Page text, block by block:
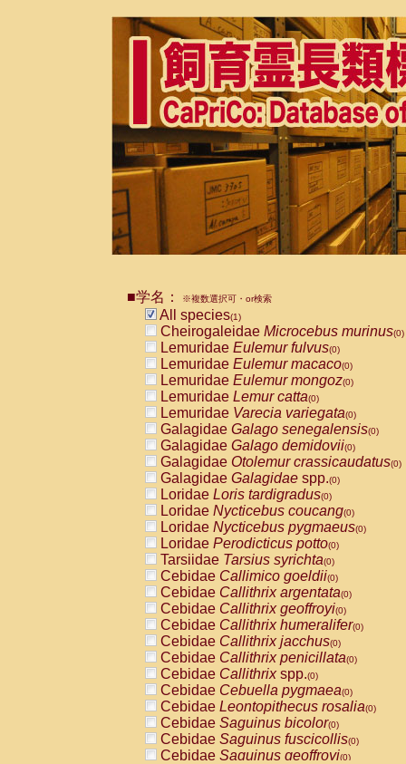
■学名： ※複数選択可・or検索
All species(1)
Cheirogaleidae Microcebus murinus(0)
Lemuridae Eulemur fulvus(0)
Lemuridae Eulemur macaco(0)
Lemuridae Eulemur mongoz(0)
Lemuridae Lemur catta(0)
Lemuridae Varecia variegata(0)
Galagidae Galago senegalensis(0)
Galagidae Galago demidovii(0)
Galagidae Otolemur crassicaudatus(0)
Galagidae Galagidae spp.(0)
Loridae Loris tardigradus(0)
Loridae Nycticebus coucang(0)
Loridae Nycticebus pygmaeus(0)
Loridae Perodicticus potto(0)
Tarsiidae Tarsius syrichta(0)
Cebidae Callimico goeldii(0)
Cebidae Callithrix argentata(0)
Cebidae Callithrix geoffroyi(0)
Cebidae Callithrix humeralifer(0)
Cebidae Callithrix jacchus(0)
Cebidae Callithrix penicillata(0)
Cebidae Callithrixspp.(0)
Cebidae Cebuella pygmaea(0)
Cebidae Leontopithecus rosalia(0)
Cebidae Saguinus bicolor(0)
Cebidae Saguinus fuscicollis(0)
Cebidae Saguinus geoffroyi(0)